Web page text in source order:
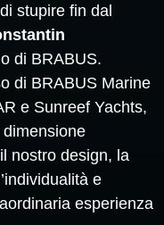
stupire fin dal
di BRABUS.
di BRABUS Marine
e Sunreef Yachts,
nostro design, la
e
esperienza